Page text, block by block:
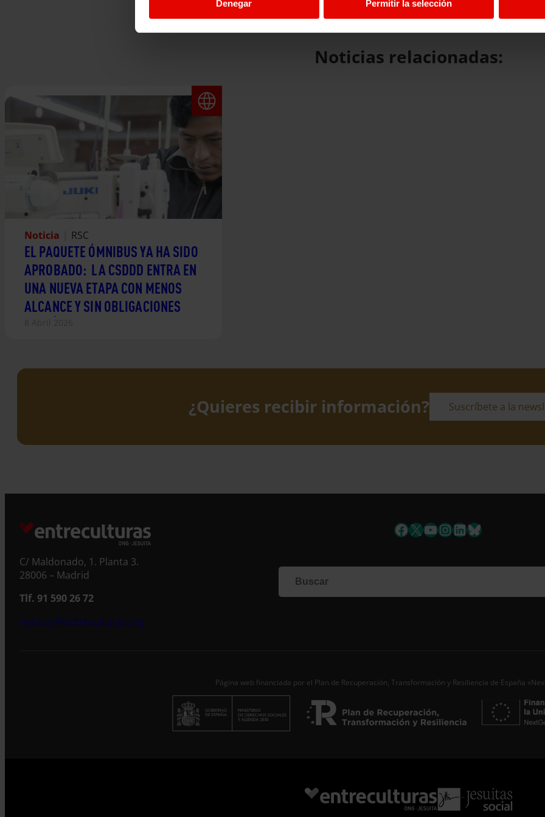
Denegar Permitir la selección
Noticias relacionadas:
Noticia RSC
EL PAQUETE ÓMNIBUS YA HA SIDO
APROBADO: LA CSDDD ENTRA EN
UNA NUEVA ETAPA CON MENOS
ALCANCE Y SIN OBLIGACIONES
¿Quieres recibir información? Suscríbete a la
Si
Al
C/ Maldonado, 1. Planta 3.
28006 – Madrid
Tlf. 91 590 26 72
noticias@entreculturas.org
Facebook
X YouTube
Instagram
LinkedIn
Bluesky
Página web financiada por el Plan de Recuperación, Transformación y Resiliencia de España